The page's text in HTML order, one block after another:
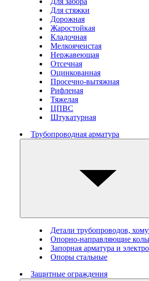
Для стяжки
Дорожная
Жаростойкая
Кладочная
Мелкоячеистая
Нержавеющая
Отсечная
Оцинкованная
Просечно-вытяжная
Рифленая
Тяжелая
ЦПВС
Штукатурная
Трубопроводная арматура
Детали трубопроводов,
Опорно-направляющие
Запорная арматура и
Опоры стальные
Защитные ограждения